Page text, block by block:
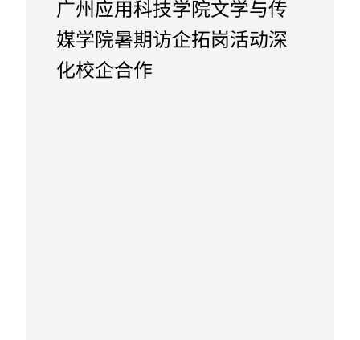
广州应用科技学院文学与传
媒学院暑期访企拓岗活动深
化校企合作